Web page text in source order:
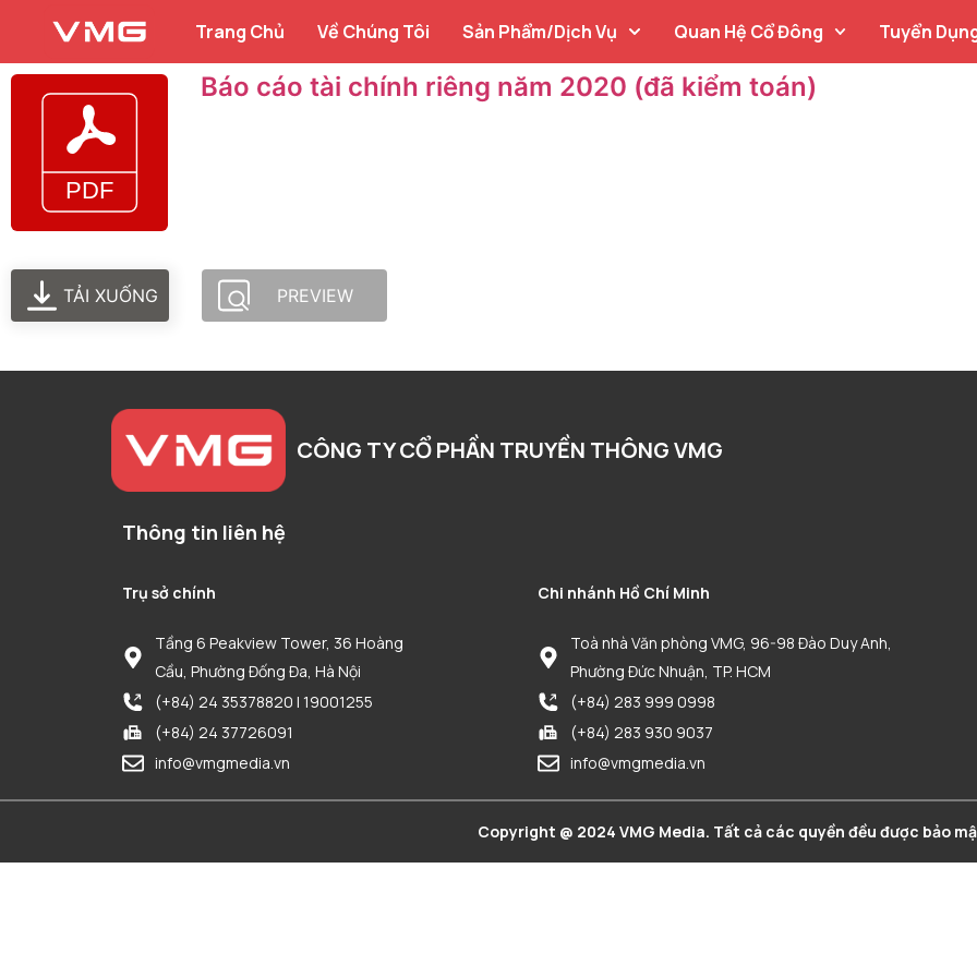
Trang Chủ Về Chúng Tôi Sản Phẩm/Dịch Vụ Quan Hệ Cổ Đông Tuyển
Báo cáo tài chính riêng năm 2020 (đã kiểm toán)
TẢI XUỐNG PREVIEW
CÔNG TY CỔ PHẦN TRUYỀN THÔNG VMG
Thông tin liên hệ
Trụ sở chính
Tầng 6 Peakview Tower, 36 Hoàng
Cầu, Phường Đống Đa, Hà Nội
(+84) 24 35378820 | 19001255
(+84) 24 37726091
info@vmgmedia.vn
Chi nhánh Hồ Chí Minh
Toà nhà Văn phòng VMG, 96-98 Đào Duy Anh,
Phường Đức Nhuận, TP. HCM
(+84) 283 999 0998
(+84) 283 930 9037
info@vmgmedia.vn
Copyright @ 2024 VMG Media. Tất cả các quyền đều được bảo